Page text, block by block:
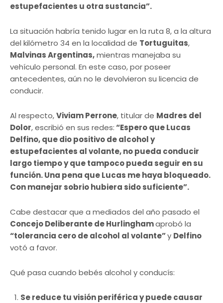
estupefacientes u otra sustancia”.
La situación habría tenido lugar en la ruta 8, a la altura
del kilómetro 34 en la localidad de Tortuguitas,
Malvinas Argentinas,mientras manejaba su
vehículo personal. En este caso, por poseer
antecedentes, aún no le devolvieron su licencia de
conducir.
Al respecto,Viviam Perrone, titular de Madres del
Dolor, escribió en sus redes:“Espero que Lucas
Delfino, que dio positivo de alcohol y
estupefacientes al volante, no pueda conducir
largo tiempo y que tampoco pueda seguir en su
función. Una pena que Lucas me haya bloqueado.
Con manejar sobrio hubiera sido suficiente”.
Cabe destacar que a mediados del año pasado el
Concejo Deliberante de Hurlinghamaprobó la
“tolerancia cero de alcohol al volante”y Delfino
votó a favor.
Qué pasa cuando bebés alcohol y conducís:
Se reduce tu visión periférica y puede causar